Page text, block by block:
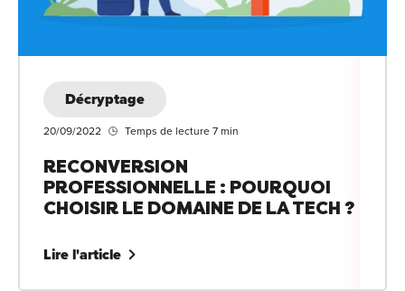
Décryptage
20/09/2022 Temps de lecture 7 min
RECONVERSION
PROFESSIONNELLE : POURQUOI
CHOISIR LE DOMAINE DE LA TECH ?
Lire l'article